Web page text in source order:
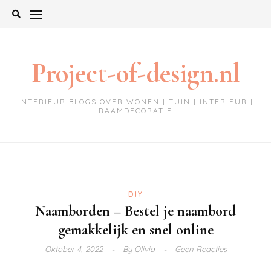
Project-of-design.nl
INTERIEUR BLOGS OVER WONEN | TUIN | INTERIEUR |
RAAMDECORATIE
DIY
Naamborden – Bestel je naambord
gemakkelijk en snel online
Oktober 4, 2022 ByOlivia Geen Reacties